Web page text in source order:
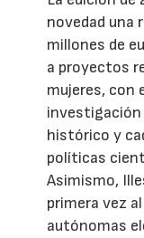
novedad una
millones de
a proyectos
mujeres, con
histórico y
políticas
Asimismo,
primera vez
autónomas